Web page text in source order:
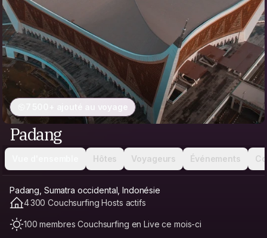
7 500+ ajouté au voyage
Padang
Hôtes Voyageurs Événements
Padang, Sumatra occidental, Indonésie
4 300 Couchsurfing Hosts actifs
100 membres Couchsurfing en Live ce mois-ci